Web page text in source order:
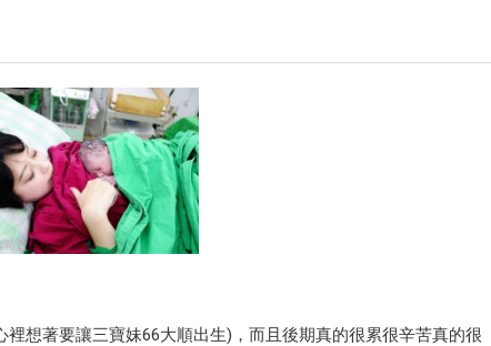
想著要讓三寶妹66大順出生)，而且後期真的很累很辛苦真的很